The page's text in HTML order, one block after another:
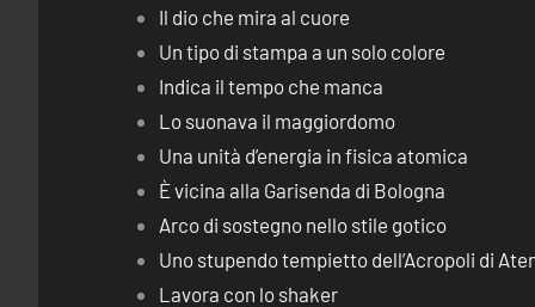
Il dio che mira al cuore
Un tipo di stampa a un solo colore
Indica il tempo che manca
Lo suonava il maggiordomo
Una unità d’energia in fisica atomica
È vicina alla Garisenda di Bologna
Arco di sostegno nello stile gotico
Uno stupendo tempietto dell’Acropoli di
Lavora con lo shaker